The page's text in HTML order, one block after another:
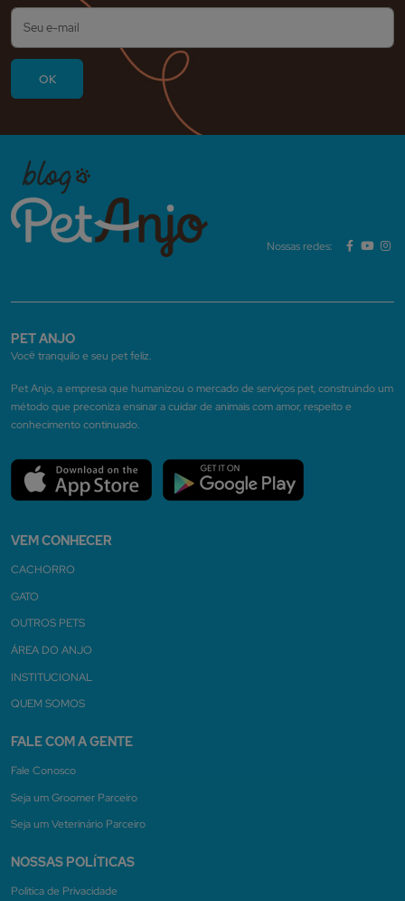
Nossas redes:
PET ANJO
Você tranquilo e seu pet feliz.
Pet Anjo, a empresa que humanizou o mercado de serviços pet, construindo um
método que preconiza ensinar a cuidar de animais com amor, respeito e
conhecimento continuado.
VEM CONHECER
CACHORRO
GATO
OUTROS PETS
ÁREA DO ANJO
INSTITUCIONAL
QUEM SOMOS
FALE COM A GENTE
Fale Conosco
Seja um Groomer Parceiro
Seja um Veterinário Parceiro
NOSSAS POLÍTICAS
Politica de Privacidade